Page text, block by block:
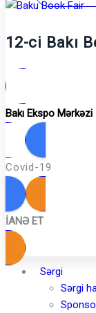
12-ci Bakı
Bakı Ekspo Mərkəzi
Covid-19
İANƏ ET
Sərgi
Sərgi